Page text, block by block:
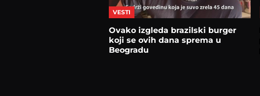
VESTI
Ovako izgleda brazilski burger
koji se ovih dana sprema u
Beogradu